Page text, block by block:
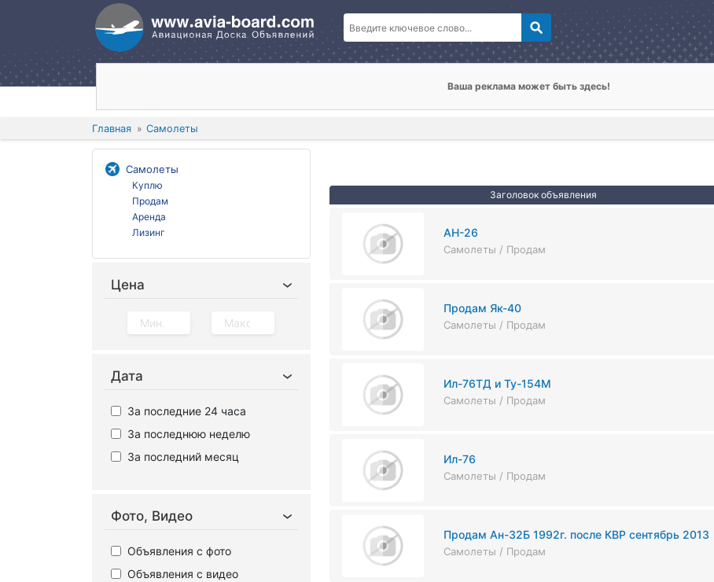
Ваша реклама может быть здесь!
Главная Самолеты
Самолеты
Куплю
Продам
Аренда
Лизинг
Цена
Дата
За последние 24 часа
За последнюю неделю
За последний месяц
Фото, Видео
Объявления с фото
Объявления с видео
Заголовок объявления
АН-26
Самолеты / Продам
Продам Як-40
Самолеты / Продам
Ил-76ТД и Ту-154М
Самолеты / Продам
Ил-76
Самолеты / Продам
Продам Ан-32Б 1992г. после КВР сентябрь 2013
Самолеты / Продам